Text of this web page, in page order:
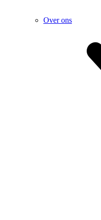
Over ons